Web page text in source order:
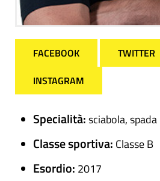
FACEBOOK
TWITTER
INSTAGRAM
Specialità:sciabola, spada
Classe sportiva: Classe B
Esordio: 2017